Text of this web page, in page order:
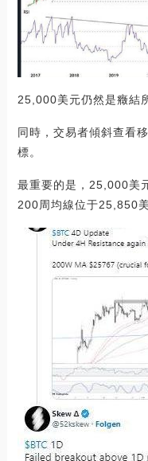
25,000美元仍然是癥結
同時，交易者傾斜查看
標。
最重要的是，25,000美
200周均線位于25,850美